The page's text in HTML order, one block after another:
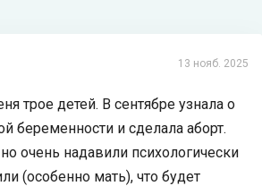
13 нояб. 2025
трое детей. В сентябре узнала о
беременности и сделала аборт.
очень надавили психологически
(особенно мать), что будет